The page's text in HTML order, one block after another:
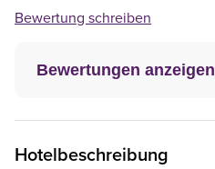
Bewertungen anzeigen
Bewertung schreiben
Hotelbeschreibung